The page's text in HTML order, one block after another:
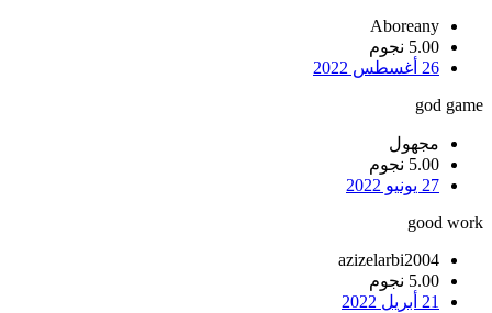
Aboreany
5.00 نجوم
26 أغسطس 2022
god game
مجهول
5.00 نجوم
27 يونيو 2022
good work
azizelarbi2004
5.00 نجوم
21 أبريل 2022